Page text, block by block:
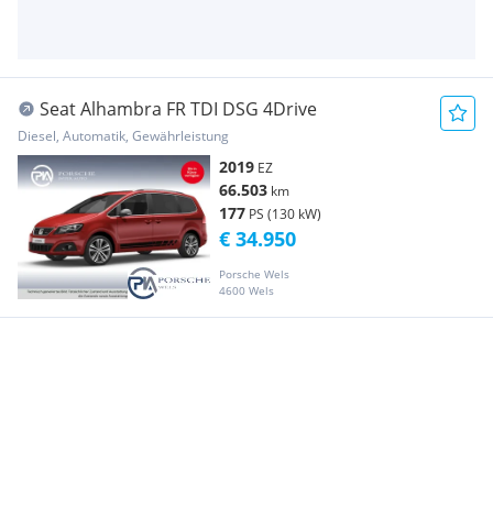
Seat Alhambra FR TDI DSG 4Drive
Diesel, Automatik, Gewährleistung
2019 EZ
66.503 km
177 PS (130 kW)
Porsche Wels
4600 Wels
€ 34.950